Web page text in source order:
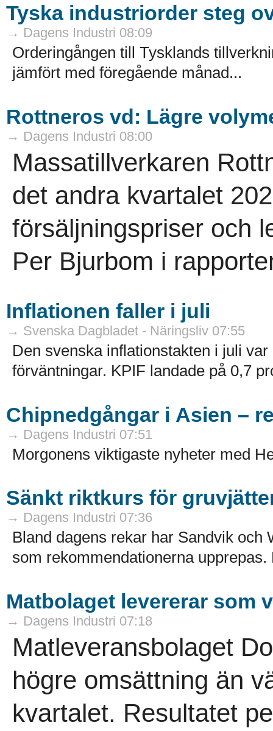
Tyska industriorder steg
→ Dagens Industri 08:09
Orderingången till Tysklands
jämfört med föregående månad...
Rottneros vd: Lägre
→ Dagens Industri 08:00
Massatillverkaren
det andra kvartalet
försäljningspriser och
Per Bjurbom i
Inflationen faller i juli
→ Svenska Dagbladet - Näringsliv 07:55
Den svenska inflationstakten i juli
förväntningar. KPIF landade på 0,7
Chipnedgångar i Asien –
→ Dagens Industri 07:51
Morgonens viktigaste nyheter med
Sänkt riktkurs för
→ Dagens Industri 07:36
Bland dagens rekar har Sandvik
som rekommendationerna
Matbolaget levererar som
→ Dagens Industri 07:18
Matleveransbolaget
högre omsättning än
kvartalet. Resultatet